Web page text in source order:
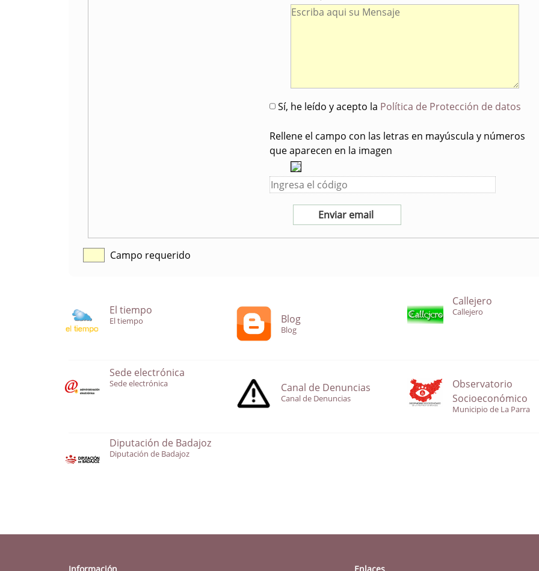
Sí, he leído y acepto la Política de Protección de datos
Rellene el campo con las letras en mayúscula y números
que aparecen en la imagen
Campo requerido
El tiempo
El tiempo Blog
Blog
Callejero
Callejero
Sede electrónica
Sede electrónica Canal de Denuncias
Canal de Denuncias
Observatorio
Socioeconómico
Municipio de La Parra
Diputación de Badajoz
Diputación de Badajoz